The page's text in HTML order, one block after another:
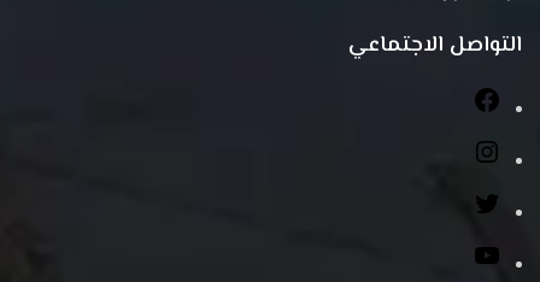
التواصل الاجتماعي